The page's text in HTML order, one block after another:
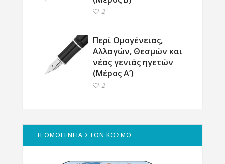
2
Περί Ομογένειας,
Αλλαγών, Θεσμών και
νέας γενιάς ηγετών
(Μέρος Α’)
2
Η ΟΜΟΓΕΝΕΙΑ ΣΤΟΝ ΚΟΣΜΟ